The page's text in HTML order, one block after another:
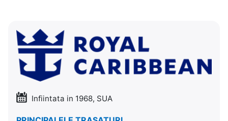
Infiintata in 1968, SUA